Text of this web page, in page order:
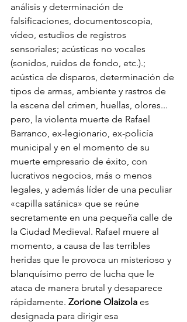
análisis y determinación de
falsificaciones, documentoscopia,
vídeo, estudios de registros
sensoriales; acústicas no vocales
(sonidos, ruidos de fondo, etc.).;
acústica de disparos, determinación de
tipos de armas, ambiente y rastros de
la escena del crimen, huellas, olores...
pero, la violenta muerte de Rafael
Barranco, ex-legionario, ex-policía
municipal y en el momento de su
muerte empresario de éxito, con
lucrativos negocios, más o menos
legales, y además líder de una peculiar
«capilla satánica» que se reúne
secretamente en una pequeña calle de
la Ciudad Medieval. Rafael muere al
momento, a causa de las terribles
heridas que le provoca un misterioso y
blanquísimo perro de lucha que le
ataca de manera brutal y desaparece
rápidamente. Zorione Olaizola es
designada para dirigir esa